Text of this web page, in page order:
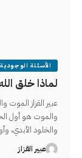
الأسئلة
لماذا خلق
عبير القزاز الموت
والموت هو أول
والخلود الأبدي،
عبير القزاز